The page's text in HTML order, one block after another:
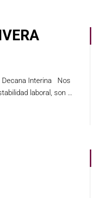
Decana Interina Nos
laboral, son …